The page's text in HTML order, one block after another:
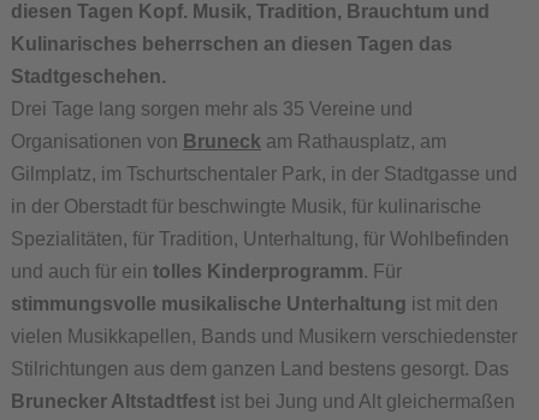
diesen Tagen Kopf. Musik, Tradition, Brauchtum und
Kulinarisches beherrschen an diesen Tagen das
Stadtgeschehen.
Drei Tage lang sorgen mehr als 35 Vereine und
Organisationen von Bruneck am Rathausplatz, am
Gilmplatz, im Tschurtschentaler Park, in der Stadtgasse und
in der Oberstadt für beschwingte Musik, für kulinarische
Spezialitäten, für Tradition, Unterhaltung, für Wohlbefinden
und auch für ein tolles Kinderprogramm. Für
stimmungsvolle musikalische Unterhaltung ist mit den
vielen Musikkapellen, Bands und Musikern verschiedenster
Stilrichtungen aus dem ganzen Land bestens gesorgt. Das
Brunecker Altstadtfestist bei Jung und Alt gleichermaßen